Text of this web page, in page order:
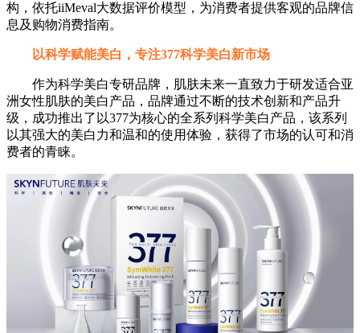
构，依托iiMeval大数据评价模型，为消费者提供客观的品牌信
息及购物消费指南。
以科学赋能美白，专注377科学美白新市场
作为科学美白专研品牌，肌肤未来一直致力于研发适合亚
洲女性肌肤的美白产品，品牌通过不断的技术创新和产品升
级，成功推出了以377为核心的全系列科学美白产品，该系列
以其强大的美白力和温和的使用体验，获得了市场的认可和消
费者的青睐。